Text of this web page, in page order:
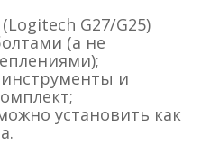
G27/G25)
(а не
и
установить как